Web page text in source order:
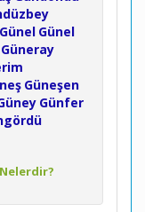
Günel Günel
Güneray
Güneşen
Günfer